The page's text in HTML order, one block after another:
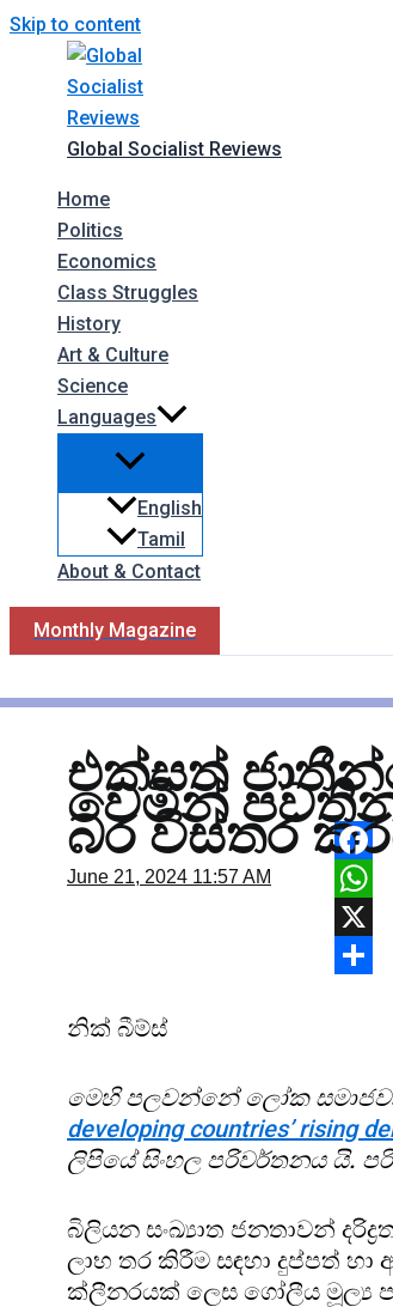
Skip to content
Global Socialist Reviews
Home
Politics
Economics
Class Struggles
History
Art & Culture
Science
Languages
English
Tamil
About & Contact
Monthly Magazine
එක්සත්
වෙමින්
බර විස්තර
June 21, 2024 11:57 AM
X
නික් බීම්ස්
මෙහි පලවන්නේ ලෝක
developing countries’ rising
ලිපියේ සිංහල පරිවර්තනය යි.
බිලියන සංඛ්‍යාත ජනතාවන්
ලාභ තර කිරීම සඳහා දුප්පත්
ක්ලීනරයක් ලෙස ගෝලීය මූල්‍ය